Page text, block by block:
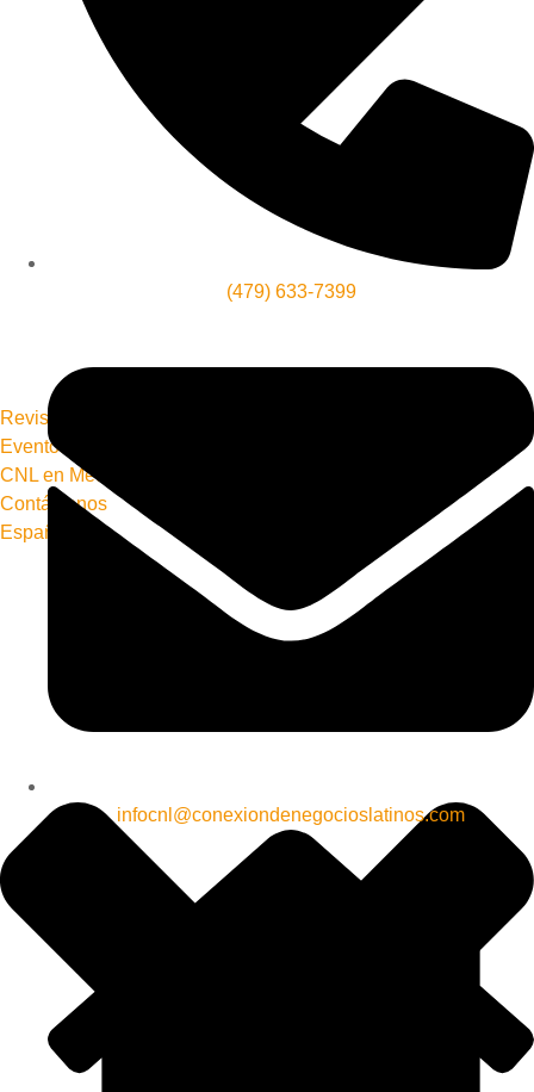
Revista Conecta+
Eventos
CNL en Media
Contáctanos
Español
(479) 633-7399
infocnl@conexiondenegocioslatinos.com